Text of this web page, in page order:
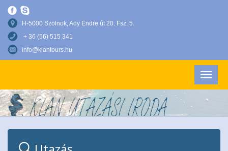
H-5000 Szolnok, Ady Endre út 20. Fsz. 5.
+ 36 (56) 515 341
info@klantours.hu